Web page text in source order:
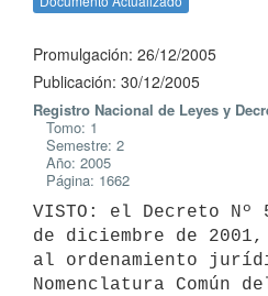
Promulgación: 26/12/2005
Publicación: 30/12/2005
Registro Nacional de Leyes y
Tomo: 1
Semestre: 2
Año: 2005
Página: 1662
VISTO: el Decreto Nº
de diciembre de
al ordenamiento
Nomenclatura Común